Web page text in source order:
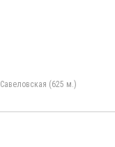
Савеловская (625 м.)